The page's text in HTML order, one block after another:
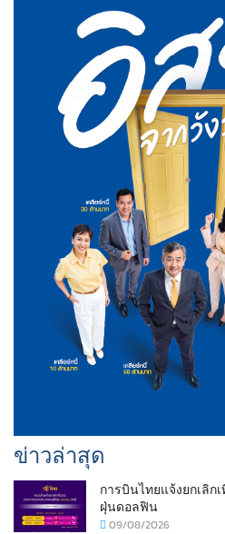
ข่าวล่าสุด
การบินไทยแจ้งยกเลิ
ฝุ่นดอลฟิน
09/08/2026